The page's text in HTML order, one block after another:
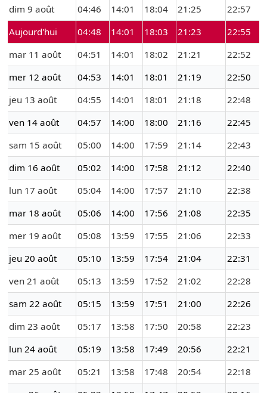
dim 9 août
04:46 14:01 18:04 21:25
22:57
Aujourd'hui
04:48 14:01 18:03 21:23
22:55
mar 11 août
04:51 14:01 18:02 21:21
22:52
mer 12 août
04:53 14:01 18:01 21:19
22:50
jeu 13 août
04:55 14:01 18:01 21:18
22:48
ven 14 août
04:57 14:00 18:00 21:16
22:45
sam 15 août
05:00 14:00 17:59 21:14
22:43
dim 16 août
05:02 14:00 17:58 21:12
22:40
lun 17 août
05:04 14:00 17:57 21:10
22:38
mar 18 août
05:06 14:00 17:56 21:08
22:35
mer 19 août
05:08 13:59 17:55 21:06
22:33
jeu 20 août
05:10 13:59 17:54 21:04
22:31
ven 21 août
05:13 13:59 17:52 21:02
22:28
sam 22 août
05:15 13:59 17:51 21:00
22:26
dim 23 août
05:17 13:58 17:50 20:58
22:23
lun 24 août
05:19 13:58 17:49 20:56
22:21
mar 25 août
05:21 13:58 17:48 20:54
22:18